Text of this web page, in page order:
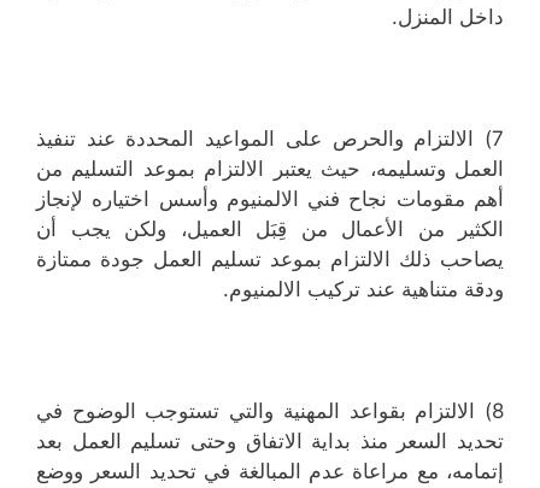
داخل المنزل.
7) الالتزام والحرص على المواعيد المحددة عند تنفيذ
العمل وتسليمه، حيث يعتبر الالتزام بموعد التسليم من
أهم مقومات نجاح فني الالمنيوم وأسس اختياره لإنجاز
الكثير من الأعمال من قِبَل العميل، ولكن يجب أن
يصاحب ذلك الالتزام بموعد تسليم العمل جودة ممتازة
ودقة متناهية عند تركيب الالمنيوم.
8) الالتزام بقواعد المهنية والتي تستوجب الوضوح في
تحديد السعر منذ بداية الاتفاق وحتى تسليم العمل بعد
إتمامه، مع مراعاة عدم المبالغة في تحديد السعر ووضع